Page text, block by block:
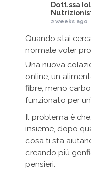
Dott.ssa
2 weeks ago
Quando stai
normale voler
Una nuova
online, un
fibre, meno
funzionato per
Il problema è
insieme, dopo
cosa ti sta
creando più
pensieri.